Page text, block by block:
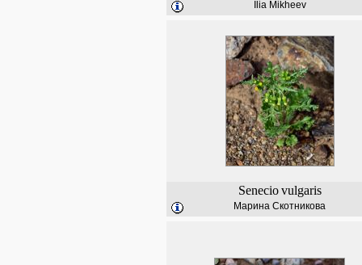
Ilia Mikheev
Senecio vulgaris
Марина Скотникова